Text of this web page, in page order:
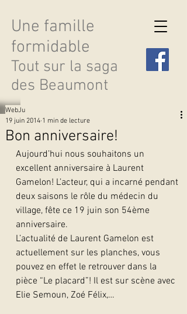
Une famille
formidable
Tout sur la saga
des Beaumont
Découvrir les saisons
Bon anniversaire!
WebJu
19 juin 2014 1 min de lecture
Aujourd’hui nous souhaitons un
excellent anniversaire à Laurent
Gamelon! L’acteur, qui a incarné pendant
deux saisons le rôle du médecin du
village, fête ce 19 juin son 54ème
anniversaire.
L’actualité de Laurent Gamelon est
actuellement sur les planches, vous
pouvez en effet le retrouver dans la
pièce “Le placard”! Il est sur scène avec
Elie Semoun, Zoé Félix,…